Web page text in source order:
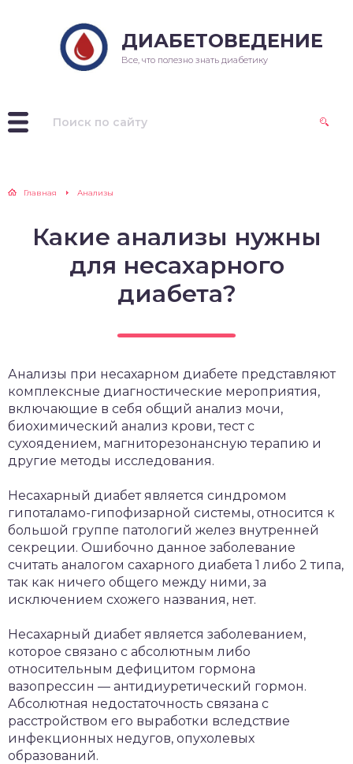
ДИАБЕТОВЕДЕНИЕ
Все, что полезно знать диабетику
Главная Анализы
Какие анализы нужны
для несахарного
диабета?
Анализы при несахарном диабете представляют
комплексные диагностические мероприятия,
включающие в себя общий анализ мочи,
биохимический анализ крови, тест с
сухоядением, магниторезонансную терапию и
другие методы исследования.
Несахарный диабет является синдромом
гипоталамо-гипофизарной системы, относится к
большой группе патологий желез внутренней
секреции. Ошибочно данное заболевание
считать аналогом сахарного диабета 1 либо 2 типа,
так как ничего общего между ними, за
исключением схожего названия, нет.
Несахарный диабет является заболеванием,
которое связано с абсолютным либо
относительным дефицитом гормона
вазопрессин — антидиуретический гормон.
Абсолютная недостаточность связана с
расстройством его выработки вследствие
инфекционных недугов, опухолевых
образований.